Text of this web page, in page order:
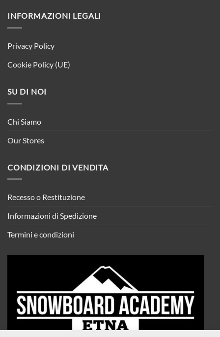
INFORMAZIONI LEGALI
Privacy Policy
Cookie Policy (UE)
SU DI NOI
Chi Siamo
Our Stores
CONDIZIONI DI VENDITA
Recesso o Restituzione
Informazioni di Spedizione
Termini e condizioni